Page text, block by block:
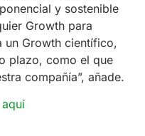
y sostenible
Growth para
un Growth científico,
plazo, como el que
compañía”, añade.